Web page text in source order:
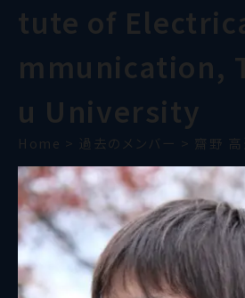
tute of
mmunication,
u University
Home > 過去のメンバー > 齋野 高